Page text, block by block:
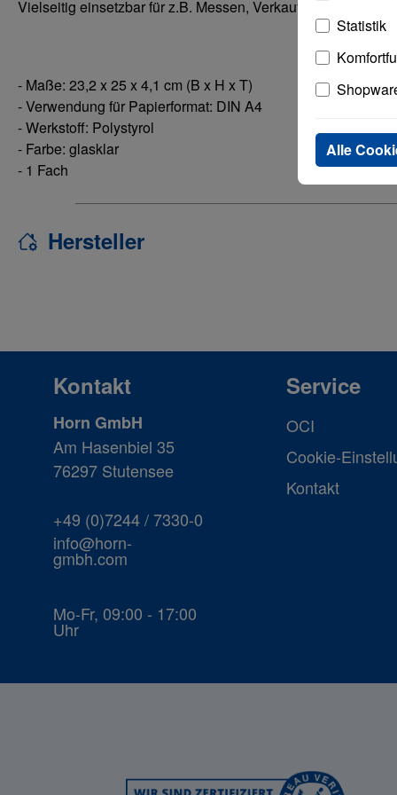
Vielseitig einsetzbar für z.B. Messen, Verkaufstheken und
- Maße: 23,2 x 25 x 4,1 cm (B x H x T)
- Verwendung für Papierformat: DIN A4
- Werkstoff: Polystyrol
- Farbe: glasklar
- 1 Fach
Hersteller
Kontakt
Horn GmbH
Am Hasenbiel 35
76297 Stutensee
+49 (0)7244 / 7330-0
info@horn-
gmbh.com
Mo-Fr, 09:00 - 17:00
Uhr
Service
OCI
Cookie-
Kontakt
Statistik
Alle